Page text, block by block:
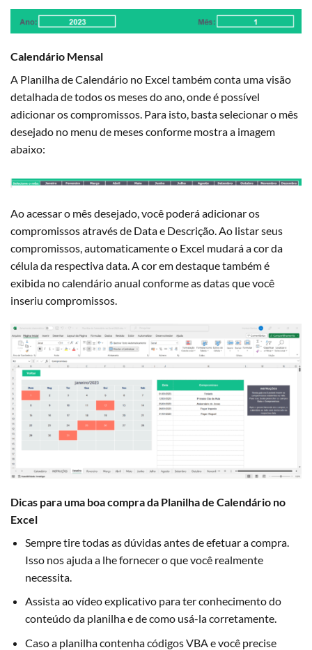
Calendário Mensal
A Planilha de Calendário no Excel também conta uma visão
detalhada de todos os meses do ano, onde é possível
adicionar os compromissos. Para isto, basta selecionar o mês
desejado no menu de meses conforme mostra a imagem
abaixo:
Ao acessar o mês desejado, você poderá adicionar os
compromissos através de Data e Descrição. Ao listar seus
compromissos, automaticamente o Excel mudará a cor da
célula da respectiva data. A cor em destaque também é
exibida no calendário anual conforme as datas que você
inseriu compromissos.
Dicas para uma boa compra da Planilha de Calendário no
Excel
Sempre tire todas as dúvidas antes de efetuar a compra.
Isso nos ajuda a lhe fornecer o que você realmente
necessita.
Assista ao vídeo explicativo para ter conhecimento do
conteúdo da planilha e de como usá-la corretamente.
Caso a planilha contenha códigos VBA e você precise